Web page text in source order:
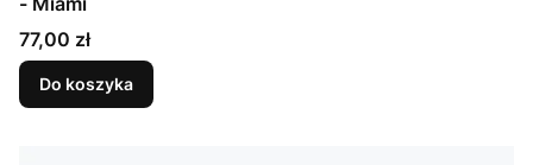
Cena
77,00 zł
Do koszyka